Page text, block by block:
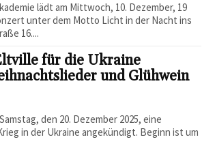
lädt am Mittwoch, 10. Dezember, 19
unter dem Motto Licht in der Nacht ins
16....
für die Ukraine
und Glühwein
den 20. Dezember 2025, eine
in der Ukraine angekündigt. Beginn ist um